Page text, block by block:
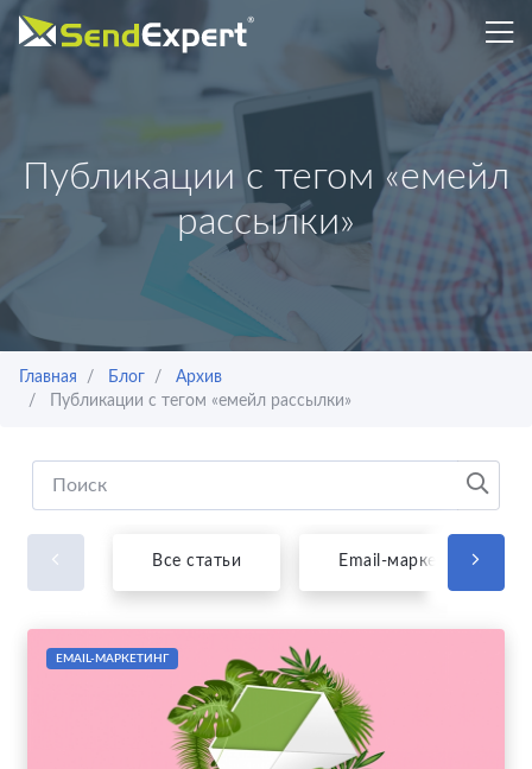
Публикации с тегом «емейл
рассылки»
Главная Блог
Архив
Публикации с тегом «емейл рассылки»
Все статьи Email-маркетинг
EMAIL-МАРКЕТИНГ